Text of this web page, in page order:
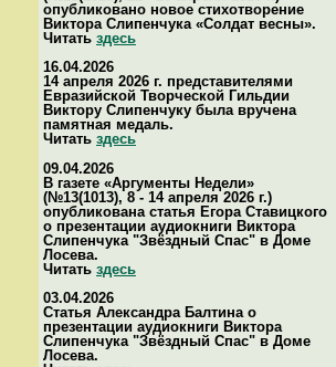
опубликовано новое стихотворение
Виктора Слипенчука «Солдат весны».
Читать здесь
16.04.2026
14 апреля 2026 г. представителями
Евразийской Творческой Гильдии
Виктору Слипенчуку была вручена
памятная медаль.
Читать здесь
09.04.2026
В газете «Аргументы Недели»
(№13(1013), 8 - 14 апреля 2026 г.)
опубликована статья Егора Ставицкого
о презентации аудиокниги Виктора
Слипенчука "Звёздный Спас" в Доме
Лосева.
Читать здесь
03.04.2026
Статья Александра Балтина о
презентации аудиокниги Виктора
Слипенчука "Звёздный Спас" в Доме
Лосева.